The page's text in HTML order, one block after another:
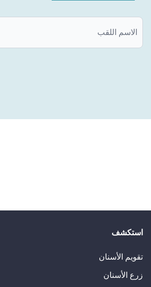
استكشف
تقويم الأسنان
زرع الأسنان